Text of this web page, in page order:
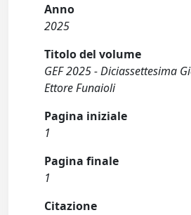
Anno
2025
Titolo del volume
GEF 2025 - Diciassettesima
Ettore Funaioli
Pagina iniziale
1
Pagina finale
1
Citazione